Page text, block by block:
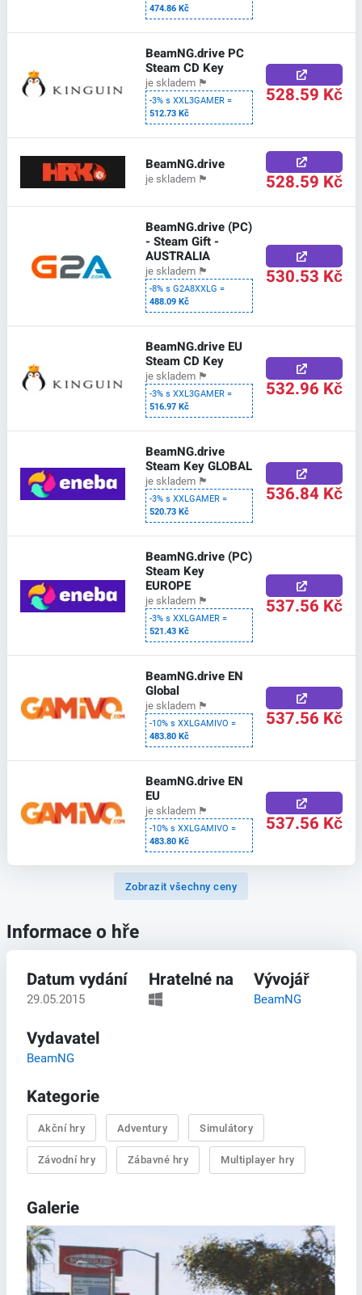
474.86 Kč
BeamNG.drive PC
Steam CD Key
je skladem 🏴
-3% s XXL3GAMER =
512.73 Kč
528.59 Kč
BeamNG.drive
je skladem 🏴 528.59 Kč
BeamNG.drive (PC)
- Steam Gift -
AUSTRALIA
je skladem 🏴
-8% s G2A8XXLG =
488.09 Kč
530.53 Kč
BeamNG.drive EU
Steam CD Key
je skladem 🏴
-3% s XXL3GAMER =
516.97 Kč
532.96 Kč
BeamNG.drive
Steam Key GLOBAL
je skladem 🏴
-3% s XXLGAMER =
520.73 Kč
536.84 Kč
BeamNG.drive (PC)
Steam Key
EUROPE
je skladem 🏴
-3% s XXLGAMER =
521.43 Kč
537.56 Kč
BeamNG.drive EN
Global
je skladem 🏴
-10% s XXLGAMIVO =
483.80 Kč
537.56 Kč
BeamNG.drive EN
EU
je skladem 🏴
-10% s XXLGAMIVO =
483.80 Kč
537.56 Kč
Zobrazit všechny ceny
Informace o hře
Datum vydání
29.05.2015
Hratelné na Vývojář
BeamNG
Vydavatel
BeamNG
Kategorie
Akční hry Adventury Simulátory
Závodní hry Zábavné hry Multiplayer hry
Galerie